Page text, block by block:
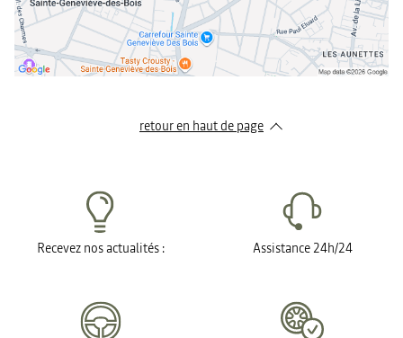
retour en haut de page​
Recevez nos actualités : Assistance 24h/24